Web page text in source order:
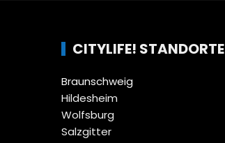
CITYLIFE! STANDORTE
Braunschweig
Hildesheim
Wolfsburg
Salzgitter